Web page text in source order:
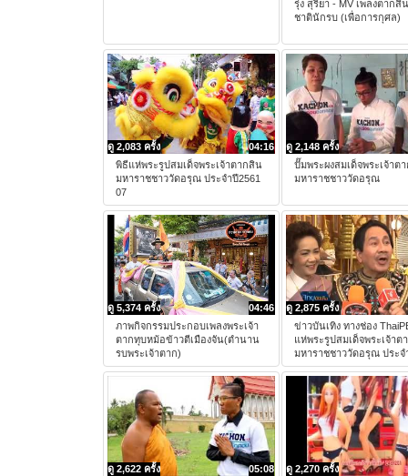
รุ่ง สุริยา - MV เพลงตากสิ
ชาตินักรบ (เพื่อการกุศล)
04:16
ดู 2,083 ครั้ง
พิธีแห่พระรูปสมเด็จพระเจ้าตากสิน
มหาราชชาววัดอรุณ ประจำปี2561
07
ดู 2,148 ครั้ง
ปั๊มพระผงสมเด็จพระเจ้าต
มหาราชชาววัดอรุณ
04:46
ดู 5,374 ครั้ง
ภาพกิจกรรมประกอบเพลงพระเจ้า
ตากทุบหม้อข้าวตีเมืองจัน(ตำนาน
รบพระเจ้าตาก)
ดู 2,875 ครั้ง
ข่าวบันเทิง ทางช่อง
แห่พระรูปสมเด็จพระเจ้าต
มหาราชชาววัดอรุณ ประจ
05:08
ดู 2,622 ครั้ง
ดู 2,270 ครั้ง